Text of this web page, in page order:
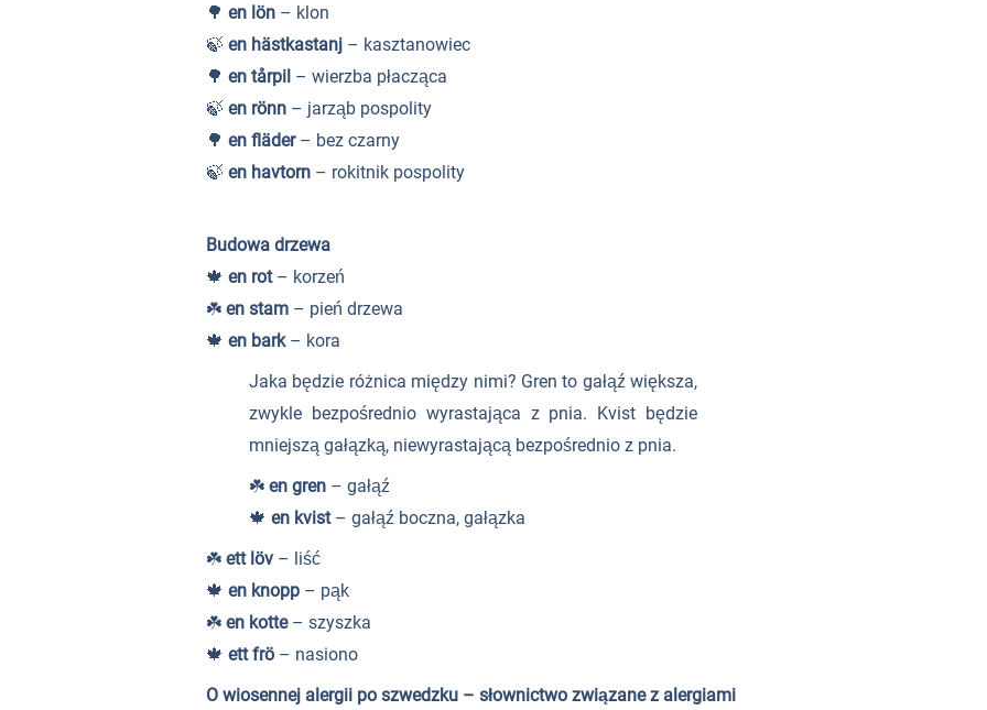
🌳 en lön – klon
🍃 en hästkastanj – kasztanowiec
🌳 en tårpil – wierzba płacząca
🍃 en rönn – jarząb pospolity
🌳 en fläder– bez czarny
🍃 en havtorn – rokitnik pospolity
Budowa drzewa
🍁 en rot– korzeń
☘️ en stam – pień drzewa
🍁 en bark– kora
Jaka będzie różnica między nimi? Gren to gałąź większa,
zwykle bezpośrednio wyrastająca z pnia. Kvist będzie
mniejszą gałązką, niewyrastającą bezpośrednio z pnia.
☘️ en gren– gałąź
🍁 en kvist– gałąź boczna, gałązka
☘️ ett löv – liść
🍁 en knopp – pąk
☘️ en kotte – szyszka
🍁 ett frö – nasiono
O wiosennej alergii po szwedzku – słownictwo związane z alergiami